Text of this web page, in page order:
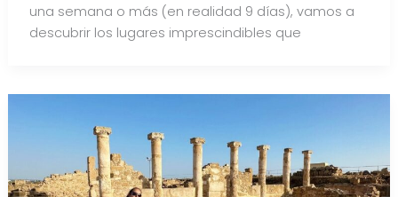
una semana o más (en realidad 9 días), vamos a
descubrir los lugares imprescindibles que